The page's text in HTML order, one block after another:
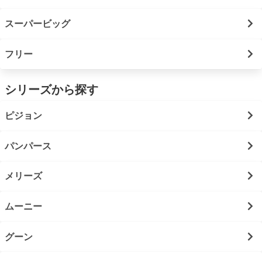
スーパービッグ
フリー
シリーズから探す
ピジョン
パンパース
メリーズ
ムーニー
グーン